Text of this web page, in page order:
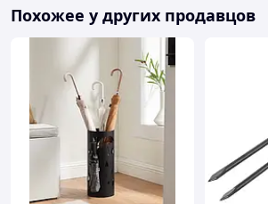
садовыми зонтами, рыночными
Она предлагает универсальное
ваших потребностей в установке и
Выберите подставку для зонтов,
стабильность и безопасность вашего
функциональная и элегантная
незаменимым аксессуаром для вашего
пространства и обеспечит вам
во время использования зонта.
Похожее у других продавцов